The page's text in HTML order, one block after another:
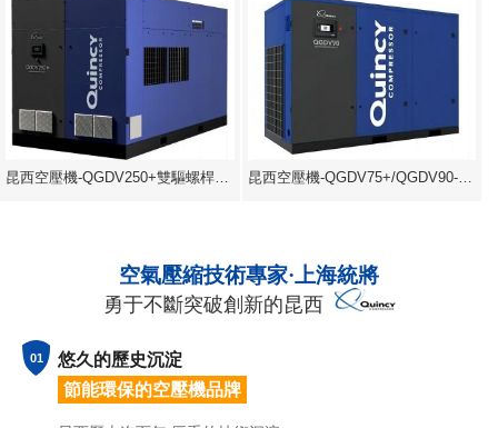
昆西空壓機-QGDV250+雙驅螺桿空壓機 昆西空壓機-QGDV75+/QGDV90-節能型油
空氣壓縮技術專家·上海統將
勇于不斷突破創新的昆西
01
悠久的歷史沉淀
節能環保的空壓機品牌